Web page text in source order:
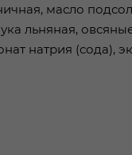
масло
льняная,
натрия (сода),